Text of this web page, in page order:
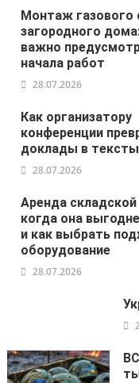
Монтаж газового
загородного
важно
начала работ
28.07.2026
Как организатору
конференции
доклады в
28.07.2026
Аренда складской
когда она
и как выбрать
оборудование
28.07.2026